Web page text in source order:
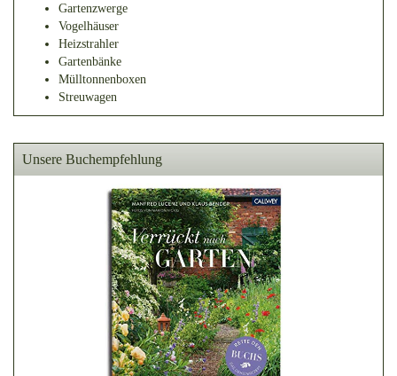
Gartenzwerge
Vogelhäuser
Heizstrahler
Gartenbänke
Mülltonnenboxen
Streuwagen
Unsere Buchempfehlung